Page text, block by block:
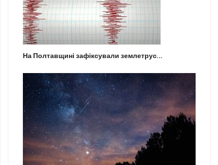
На Полтавщині зафіксували землетрус...